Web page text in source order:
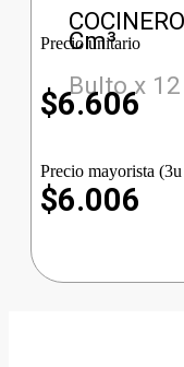
Cm³
Bulto x
Precio unitario
$6.606
Precio mayorista
$6.006